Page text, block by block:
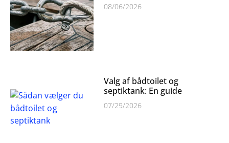
08/06/2026
Valg af bådtoilet og
septiktank: En guide
07/29/2026